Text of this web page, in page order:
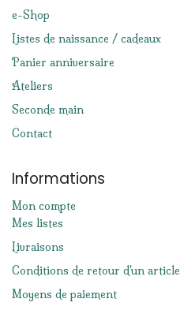
e-Shop
Listes de naissance / cadeaux
Panier anniversaire
Ateliers
Seconde main
Contact
Informations
Mon compte
Mes listes
Livraisons
Conditions de retour d'un article
Moyens de paiement